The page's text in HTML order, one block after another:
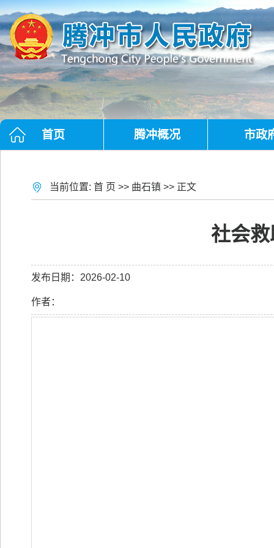
首页 腾冲概况 市政
当前位置: 首 页 >> 曲石镇 >> 正文
社会
发布日期：2026-02-10
作者：